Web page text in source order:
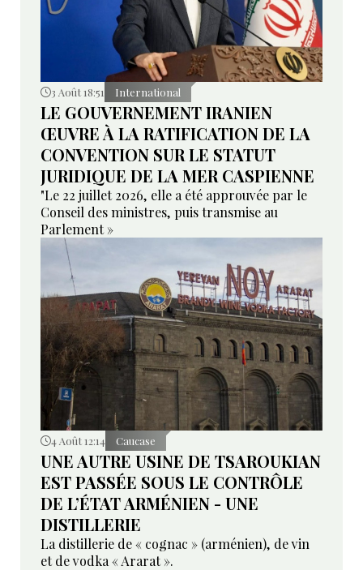
3 Août 18:51 International
LE GOUVERNEMENT IRANIEN
ŒUVRE À LA RATIFICATION DE LA
CONVENTION SUR LE STATUT
JURIDIQUE DE LA MER CASPIENNE
"Le 22 juillet 2026, elle a été approuvée par le
Conseil des ministres, puis transmise au
Parlement »
4 Août 12:14 Caucase
UNE AUTRE USINE DE TSAROUKIAN
EST PASSÉE SOUS LE CONTRÔLE
DE L’ÉTAT ARMÉNIEN - UNE
DISTILLERIE
La distillerie de « cognac » (arménien), de vin
et de vodka « Ararat ».